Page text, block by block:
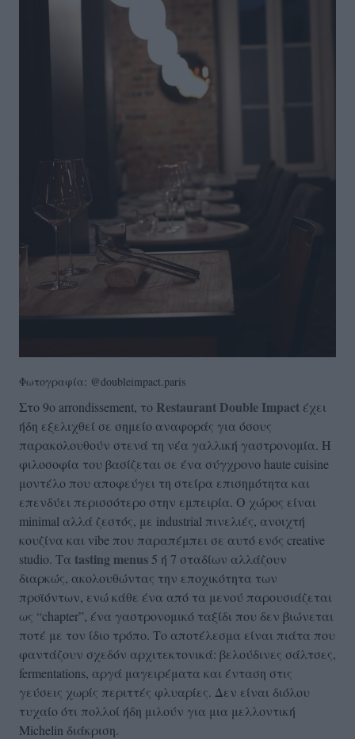
Φωτογραφία: @doubleimpact.paris
Στο 9ο arrondissement, το Restaurant Double Impact έχει
ήδη εξελιχθεί σε σημείο αναφοράς για όσους
παρακολουθούν στενά τη νέα γαλλική γαστρονομία. Η
φιλοσοφία του βασίζεται σε ένα σύγχρονο haute cuisine
μοντέλο που αποφεύγει τη στείρα επισημότητα και
επενδύει περισσότερο στην εμπειρία. Ο χώρος είναι
minimal αλλά ζεστός, με industrial πινελιές, ανοιχτή
κουζίνα και vibe που παραπέμπει σε αυτό ενός creative
studio. Τα tasting menus 5 ή 7 σταδίων αλλάζουν
διαρκώς, ακολουθώντας την εποχικότητα των
προϊόντων, ενώ κάθε ένα από τα μενού παρουσιάζεται
ως “chapter”, ένα γαστρονομικό ταξίδι που δεν βιώνεται
ποτέ με τον ίδιο τρόπο. Το αποτέλεσμα είναι πιάτα που
φαντάζουν σχεδόν αρχιτεκτονικά: βελούδινες σάλτσες,
fermentations, αργά μαγειρέματα και ένταση στις
γεύσεις χωρίς περιττές φλυαρίες. Δεν είναι διόλου
τυχαίο ότι πολλοί ήδη μιλούν για μια μελλοντική
Michelin διάκριση.